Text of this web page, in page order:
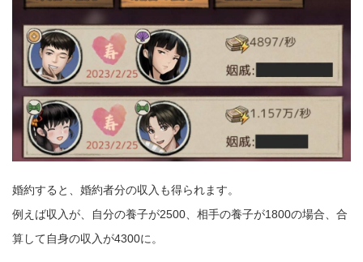
婚約すると、婚約者分の収入も得られます。
例えば収入が、自分の養子が2500、相手の養子が1800の場合、合
算して自身の収入が4300に。